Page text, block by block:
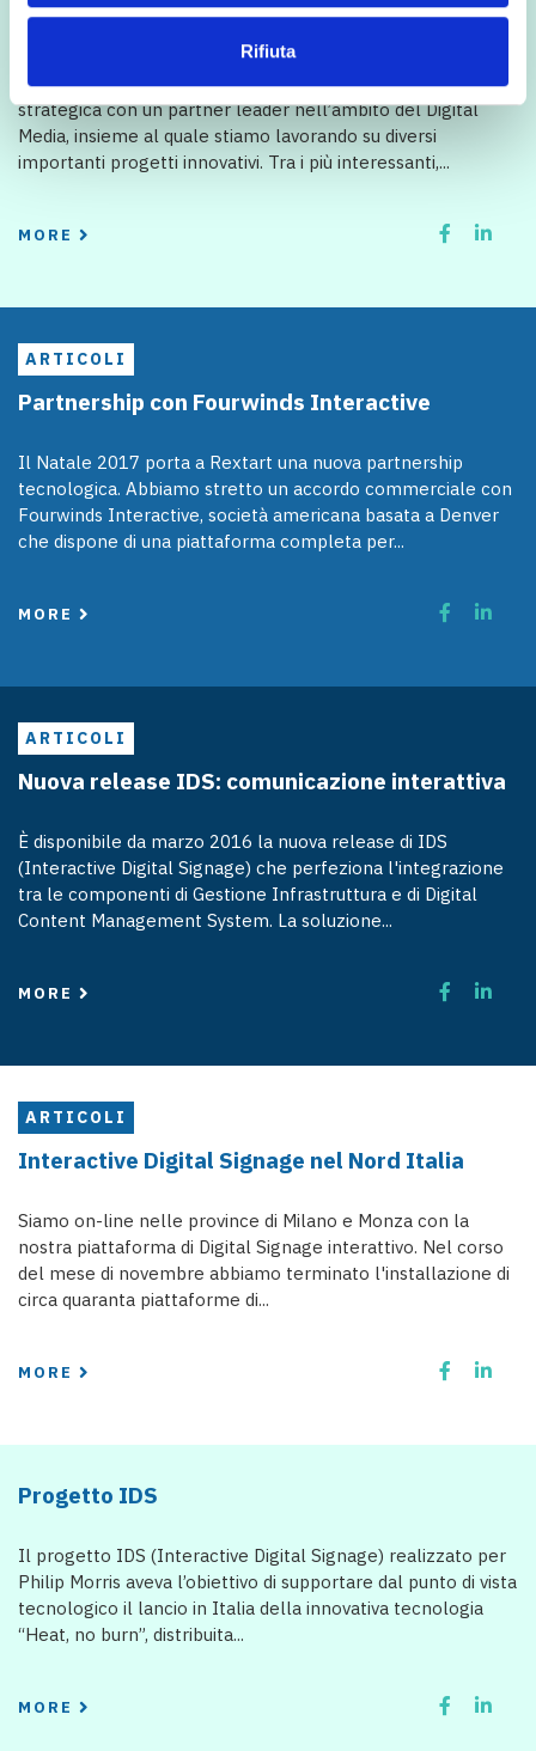
Rifiuta
Servizi Mobile Development
Nel periodo recente, abbiamo avviato una collaborazione
strategica con un partner leader nell’ambito del Digital
Media, insieme al quale stiamo lavorando su diversi
importanti progetti innovativi. Tra i più interessanti,...
MORE
ARTICOLI
Partnership con Fourwinds Interactive
Il Natale 2017 porta a Rextart una nuova partnership
tecnologica. Abbiamo stretto un accordo commerciale con
Fourwinds Interactive, società americana basata a Denver
che dispone di una piattaforma completa per...
MORE
ARTICOLI
Nuova release IDS: comunicazione interattiva
È disponibile da marzo 2016 la nuova release di IDS
(Interactive Digital Signage) che perfeziona l'integrazione
tra le componenti di Gestione Infrastruttura e di Digital
Content Management System. La soluzione...
MORE
ARTICOLI
Interactive Digital Signage nel Nord Italia
Siamo on-line nelle province di Milano e Monza con la
nostra piattaforma di Digital Signage interattivo. Nel corso
del mese di novembre abbiamo terminato l'installazione di
circa quaranta piattaforme di...
MORE
Progetto IDS
Il progetto IDS (Interactive Digital Signage) realizzato per
Philip Morris aveva l’obiettivo di supportare dal punto di vista
tecnologico il lancio in Italia della innovativa tecnologia
“Heat, no burn”, distribuita...
MORE